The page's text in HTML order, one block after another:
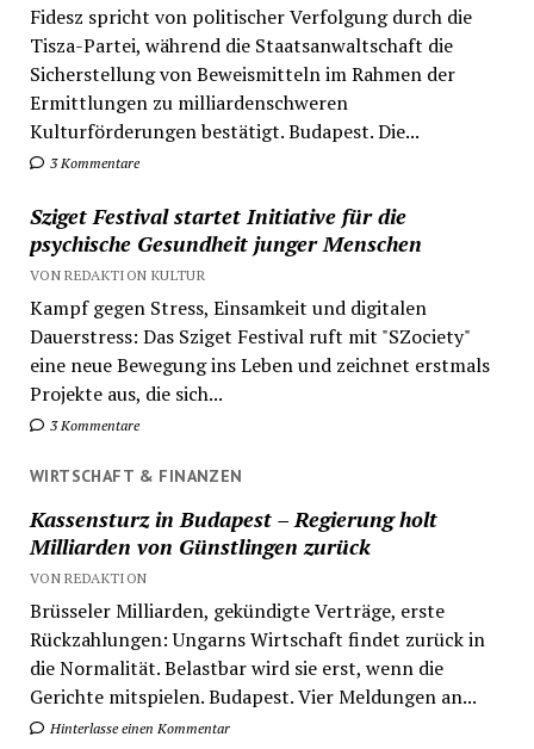
Fidesz spricht von politischer Verfolgung durch die
Tisza-Partei, während die Staatsanwaltschaft die
Sicherstellung von Beweismitteln im Rahmen der
Ermittlungen zu milliardenschweren
Kulturförderungen bestätigt. Budapest. Die...
3 Kommentare
Sziget Festival startet Initiative für die
psychische Gesundheit junger Menschen
VON REDAKTION KULTUR
Kampf gegen Stress, Einsamkeit und digitalen
Dauerstress: Das Sziget Festival ruft mit "SZociety"
eine neue Bewegung ins Leben und zeichnet erstmals
Projekte aus, die sich...
3 Kommentare
WIRTSCHAFT & FINANZEN
Kassensturz in Budapest – Regierung holt
Milliarden von Günstlingen zurück
VON REDAKTION
Brüsseler Milliarden, gekündigte Verträge, erste
Rückzahlungen: Ungarns Wirtschaft findet zurück in
die Normalität. Belastbar wird sie erst, wenn die
Gerichte mitspielen. Budapest. Vier Meldungen an...
Hinterlasse einen Kommentar